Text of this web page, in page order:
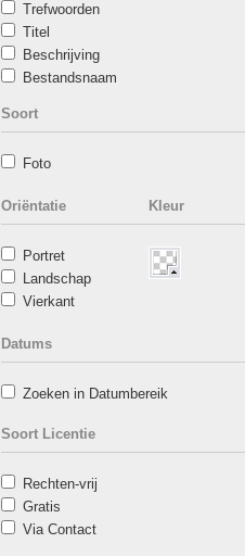
Trefwoorden
Titel
Beschrijving
Bestandsnaam
Soort
Foto
Oriëntatie
Portret
Landschap
Vierkant
Kleur
Datums
Zoeken in Datumbereik
Soort Licentie
Rechten-vrij
Gratis
Via Contact